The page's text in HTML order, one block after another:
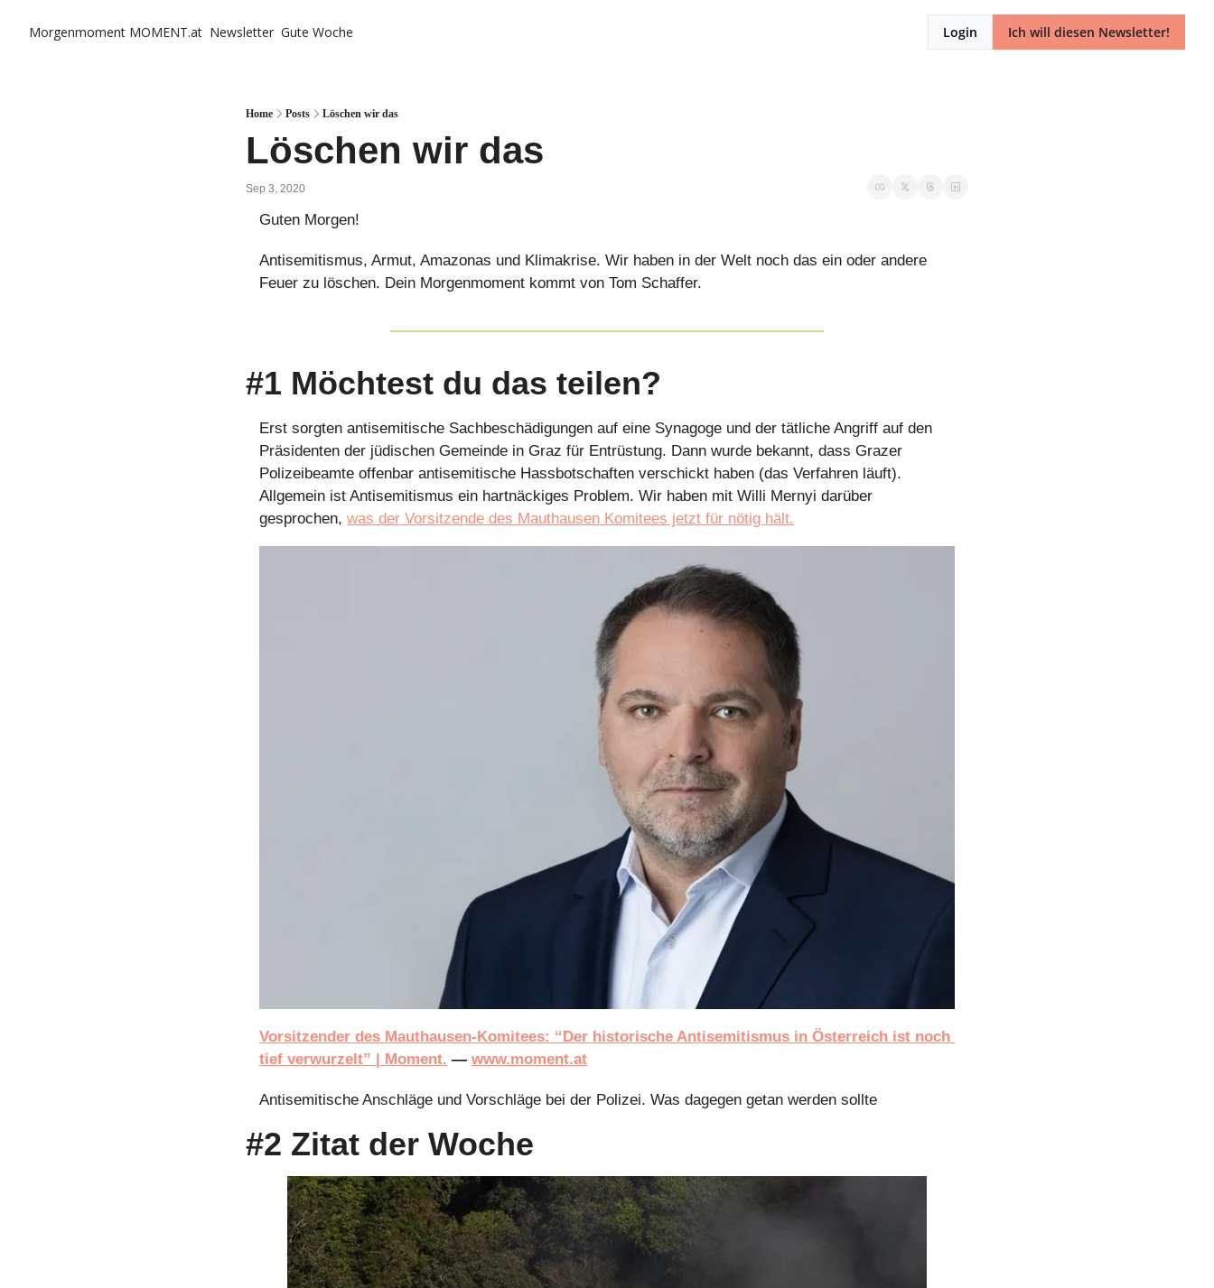
Morgenmoment MOMENT.at Newsletter Gute Woche Login Ich will diesen Newsletter!
Home Posts Löschen wir das
Löschen wir das
Sep 3, 2020
Guten Morgen!
Antisemitismus, Armut, Amazonas und Klimakrise. Wir haben in der Welt noch das ein oder andere
Feuer zu löschen. Dein Morgenmoment kommt von Tom Schaffer.
#1 Möchtest du das teilen?
Erst sorgten antisemitische Sachbeschädigungen auf eine Synagoge und der tätliche Angriff auf den
Präsidenten der jüdischen Gemeinde in Graz für Entrüstung. Dann wurde bekannt, dass Grazer
Polizeibeamte offenbar antisemitische Hassbotschaften verschickt haben (das Verfahren läuft).
Allgemein ist Antisemitismus ein hartnäckiges Problem. Wir haben mit Willi Mernyi darüber
gesprochen, was der Vorsitzende des Mauthausen Komitees jetzt für nötig hält.
Vorsitzender des Mauthausen-Komitees: “Der historische Antisemitismus in Österreich ist noch
tief verwurzelt” | Moment. — www.moment.at
Antisemitische Anschläge und Vorschläge bei der Polizei. Was dagegen getan werden sollte
#2 Zitat der Woche